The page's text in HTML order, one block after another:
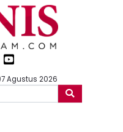
Agustus 2026